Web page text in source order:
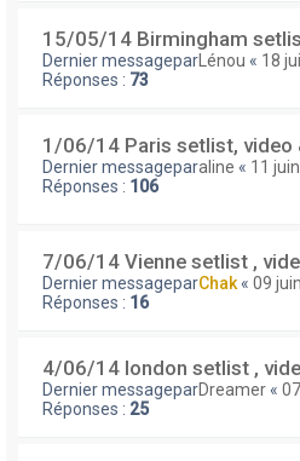
15/05/14 Birmingham
Dernier messagepar Lénou « 18
Réponses : 73
1/06/14 Paris setlist, video
Dernier messageparaline « 11
Réponses : 106
7/06/14 Vienne setlist ,
Dernier messageparChak « 09
Réponses : 16
4/06/14 london setlist ,
Dernier messageparDreamer «
Réponses : 25